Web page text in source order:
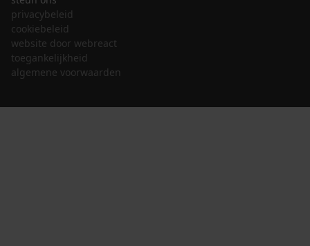
privacybeleid
cookiebeleid
website door webreact
toegankelijkheid
algemene voorwaarden